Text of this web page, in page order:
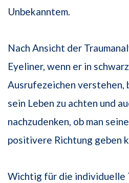
Unbekanntem.
Nach Ansicht der
Eyeliner, wenn er in
Ausrufezeichen verstehen,
sein Leben zu achten und
nachzudenken, ob man
positivere Richtung geben
Wichtig für die individuelle